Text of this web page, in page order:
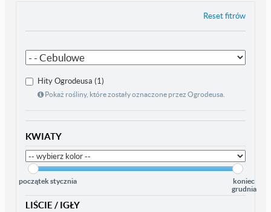
Reset fitrów
Hity Ogrodeusa (1)
Pokaż rośliny, które zostały oznaczone przez Ogrodeusa.
KWIATY
początek stycznia
koniec
grudnia
LIŚCIE / IGŁY